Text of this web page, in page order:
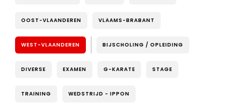
OOST-VLAANDEREN VLAAMS-BRABANT
WEST-VLAANDEREN BIJSCHOLING / OPLEIDING
DIVERSE EXAMEN G-KARATE STAGE
TRAINING WEDSTRIJD - IPPON